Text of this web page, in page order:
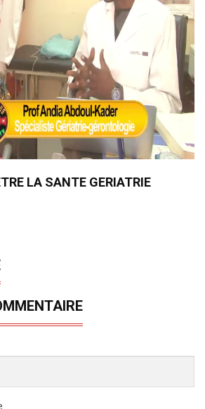
LA SANTE GERIATRIE